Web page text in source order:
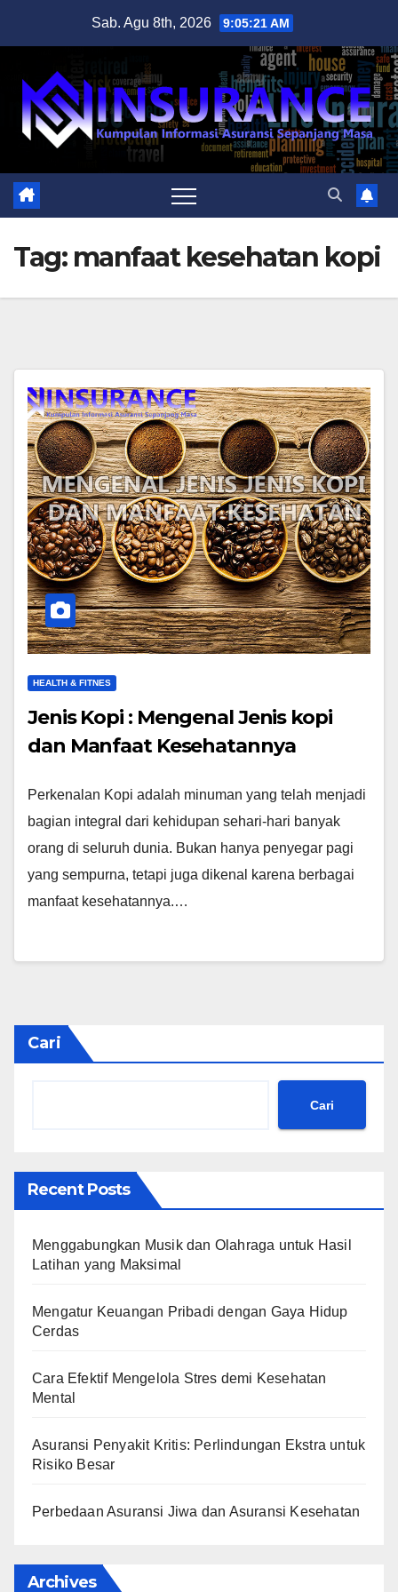
Sab. Agu 8th, 2026 9:05:21 AM
Tag: manfaat kesehatan kopi
HEALTH & FITNES
Jenis Kopi : Mengenal Jenis kopi
dan Manfaat Kesehatannya
Perkenalan Kopi adalah minuman yang telah menjadi
bagian integral dari kehidupan sehari-hari banyak
orang di seluruh dunia. Bukan hanya penyegar pagi
yang sempurna, tetapi juga dikenal karena berbagai
manfaat kesehatannya.…
Cari
Cari
Recent Posts
Menggabungkan Musik dan Olahraga untuk Hasil
Latihan yang Maksimal
Mengatur Keuangan Pribadi dengan Gaya Hidup
Cerdas
Cara Efektif Mengelola Stres demi Kesehatan
Mental
Asuransi Penyakit Kritis: Perlindungan Ekstra untuk
Risiko Besar
Perbedaan Asuransi Jiwa dan Asuransi Kesehatan
Archives